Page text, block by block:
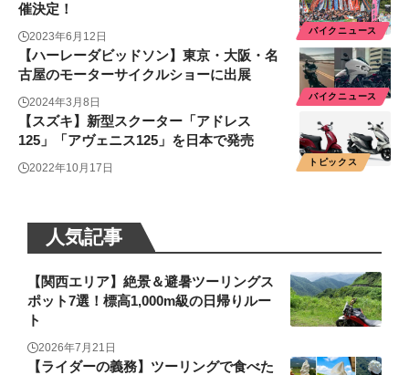
バイクニュース
催決定！
2023年6月12日
バイクニュース
【ハーレーダビッドソン】東京・大阪・名
古屋のモーターサイクルショーに出展
2024年3月8日
トピックス
【スズキ】新型スクーター「アドレス
125」「アヴェニス125」を日本で発売
2022年10月17日
人気記事
【関西エリア】絶景＆避暑ツーリングス
ポット7選！標高1,000m級の日帰りルー
ト
2026年7月21日
【ライダーの義務】ツーリングで食べた